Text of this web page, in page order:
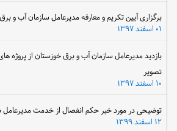
برگزاری آیین تکریم و معارفه مدیرعامل سازمان آب و
بازدید مدیرعامل سازمان آب و برق خوزستان از پروژه
تصویر
توضیحی در مورد خبر حکم انفصال از خدمت مدیرعامل
۱۲ اسفند ۱۳۹۹